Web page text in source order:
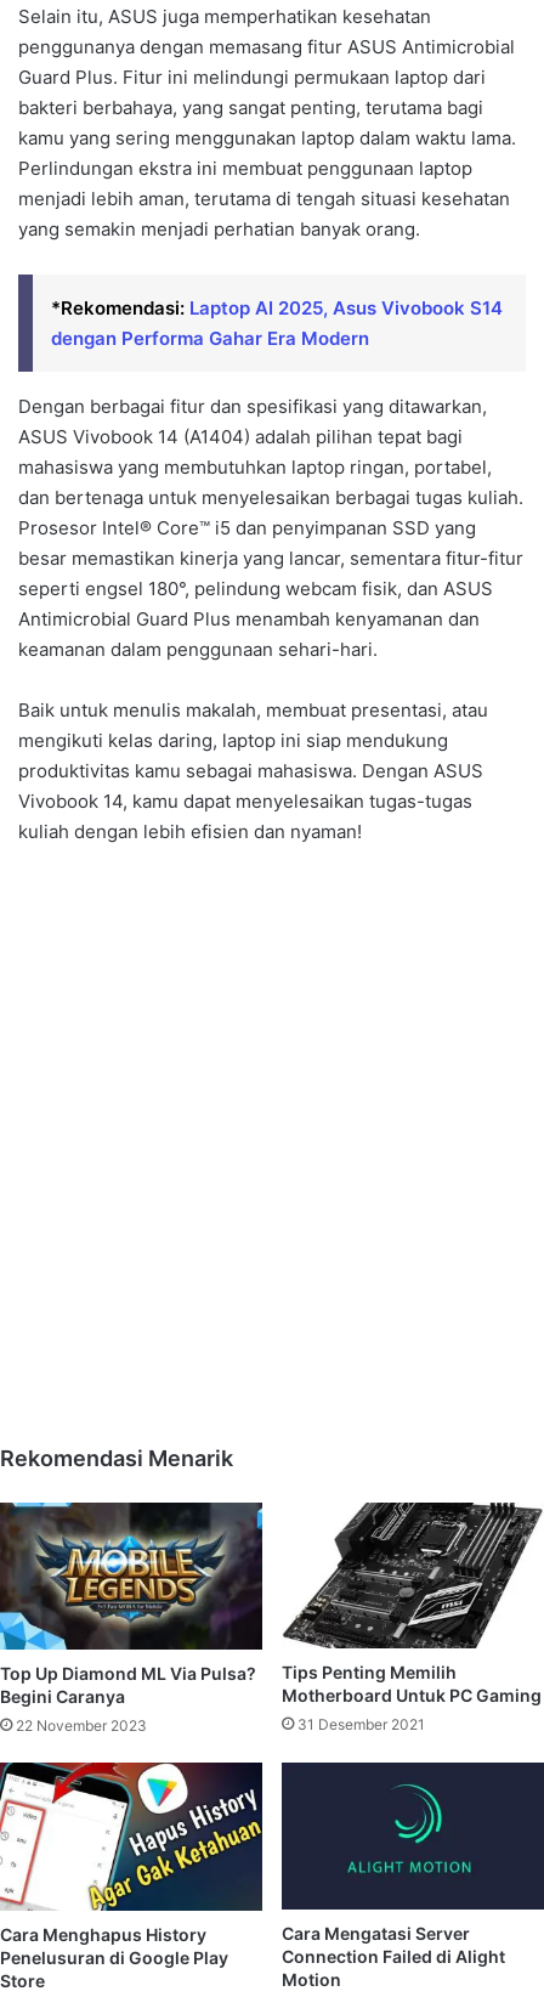
Selain itu, ASUS juga memperhatikan kesehatan
penggunanya dengan memasang fitur ASUS Antimicrobial
Guard Plus. Fitur ini melindungi permukaan laptop dari
bakteri berbahaya, yang sangat penting, terutama bagi
kamu yang sering menggunakan laptop dalam waktu lama.
Perlindungan ekstra ini membuat penggunaan laptop
menjadi lebih aman, terutama di tengah situasi kesehatan
yang semakin menjadi perhatian banyak orang.
*Rekomendasi: Laptop AI 2025, Asus Vivobook S14
dengan Performa Gahar Era Modern
Dengan berbagai fitur dan spesifikasi yang ditawarkan,
ASUS Vivobook 14 (A1404) adalah pilihan tepat bagi
mahasiswa yang membutuhkan laptop ringan, portabel,
dan bertenaga untuk menyelesaikan berbagai tugas kuliah.
Prosesor Intel® Core™ i5 dan penyimpanan SSD yang
besar memastikan kinerja yang lancar, sementara fitur-fitur
seperti engsel 180°, pelindung webcam fisik, dan ASUS
Antimicrobial Guard Plus menambah kenyamanan dan
keamanan dalam penggunaan sehari-hari.
Baik untuk menulis makalah, membuat presentasi, atau
mengikuti kelas daring, laptop ini siap mendukung
produktivitas kamu sebagai mahasiswa. Dengan ASUS
Vivobook 14, kamu dapat menyelesaikan tugas-tugas
kuliah dengan lebih efisien dan nyaman!
Rekomendasi Menarik
Top Up Diamond ML Via Pulsa?
Begini Caranya
22 November 2023
Tips Penting Memilih
Motherboard Untuk PC Gaming
31 Desember 2021
Cara Menghapus History
Penelusuran di Google Play
Store
Cara Mengatasi Server
Connection Failed di Alight
Motion